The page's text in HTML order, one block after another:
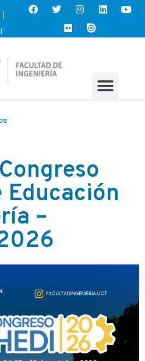
Educación
–